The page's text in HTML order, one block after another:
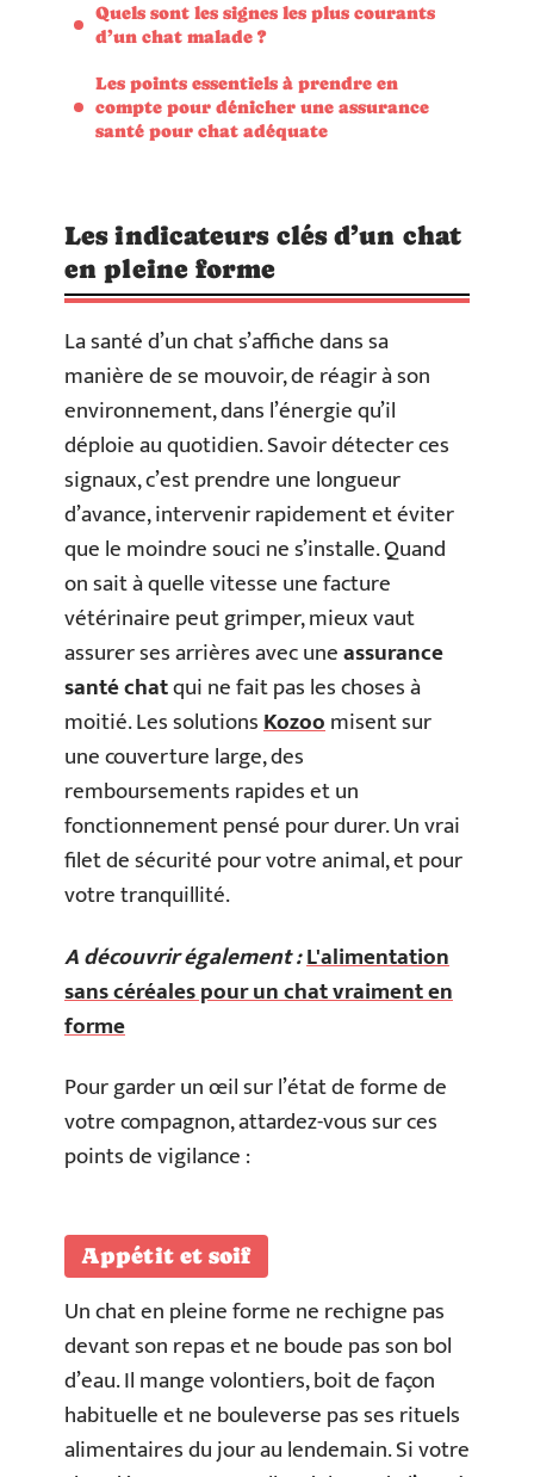
Quels sont les signes les plus courants
d’un chat malade ?
Les points essentiels à prendre en
compte pour dénicher une assurance
santé pour chat adéquate
Les indicateurs clés d’un chat
en pleine forme
La santé d’un chat s’affiche dans sa
manière de se mouvoir, de réagir à son
environnement, dans l’énergie qu’il
déploie au quotidien. Savoir détecter ces
signaux, c’est prendre une longueur
d’avance, intervenir rapidement et éviter
que le moindre souci ne s’installe. Quand
on sait à quelle vitesse une facture
vétérinaire peut grimper, mieux vaut
assurer ses arrières avec uneassurance
santé chatqui ne fait pas les choses à
moitié. Les solutionsKozoomisent sur
une couverture large, des
remboursements rapides et un
fonctionnement pensé pour durer. Un vrai
filet de sécurité pour votre animal, et pour
votre tranquillité.
A découvrir également :L'alimentation
sans céréales pour un chat vraiment en
forme
Pour garder un œil sur l’état de forme de
votre compagnon, attardez-vous sur ces
points de vigilance :
Appétit et soif
Un chat en pleine forme ne rechigne pas
devant son repas et ne boude pas son bol
d’eau. Il mange volontiers, boit de façon
habituelle et ne bouleverse pas ses rituels
alimentaires du jour au lendemain. Si votre